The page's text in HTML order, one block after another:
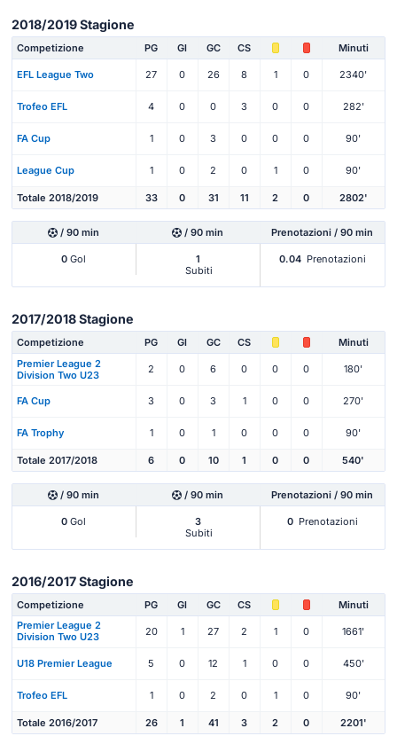
2018/2019 Stagione
Competizione PG Gl GC CS Minuti
EFL League Two 27 0 26 8 1 0 2340'
Trofeo EFL 4 0 0 3 0 0 282'
FA Cup 1 0 3 0 0 0 90'
League Cup 1 0 2 0 1 0 90'
Totale 2018/2019 33 0 31 11 2 0 2802'
/ 90 min / 90 min Prenotazioni / 90 min
0 Gol
1
Subiti
0.04 Prenotazioni
2017/2018 Stagione
Competizione PG Gl GC CS
Minuti
Premier League 2
Division Two U23
2 0 6 0 0 0 180'
FA Cup 3 0 3 1 0 0 270'
FA Trophy 1 0 1 0 0 0 90'
Totale 2017/2018 6 0 10 1 0 0 540'
/ 90 min / 90 min Prenotazioni / 90 min
0 Gol
3
Subiti
0 Prenotazioni
2016/2017 Stagione
Competizione PG Gl GC CS
Minuti
Premier League 2
Division Two U23
20 1 27 2 1 0 1661'
U18 Premier League 5 0 12 1 0 0 450'
Trofeo EFL 1 0 2 0 1 0 90'
Totale 2016/2017 26 1 41 3 2 0 2201'